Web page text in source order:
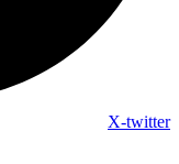
X-twitter